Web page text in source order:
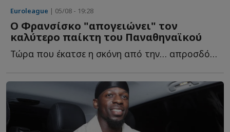
Euroleague | 05/08 - 19:28
Ο Φρανσίσκο "απογειώνει" τον
καλύτερο παίκτη του Παναθηναϊκού
Τώρα που έκατσε η σκόνη από την… απροσδόκητη προσθήκη τ...